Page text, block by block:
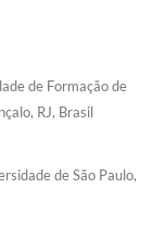
de Formação de
RJ, Brasil
de São Paulo,